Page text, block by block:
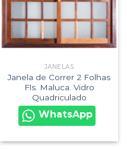
JANELAS
Janela de Correr 2 Folhas
Fls. Maluca. Vidro
Quadriculado
WhatsApp